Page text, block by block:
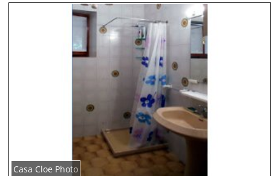
Casa Cloe Photo